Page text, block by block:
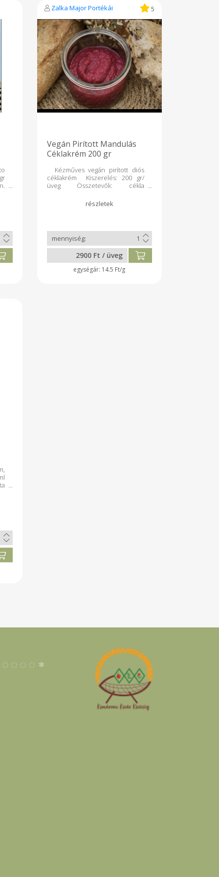
erősíti az érfalakat, csökkenti a
vérnyomást és a
koleszterinszintet.
Zalka Major Portékái 5
Vegán Pirított Mandulás
Céklakrém 200 gr
Kézműves vegán pirított diós
céklakrém Kiszerelés: 200 gr/
üveg Összetevők: cékla
gazdálkodásból),
tisztaságú só, kakukkfű, őrölt
fehérbors.
2900 Ft / üveg
14.5 Ft/g
҉ ҉ ҉ ✼